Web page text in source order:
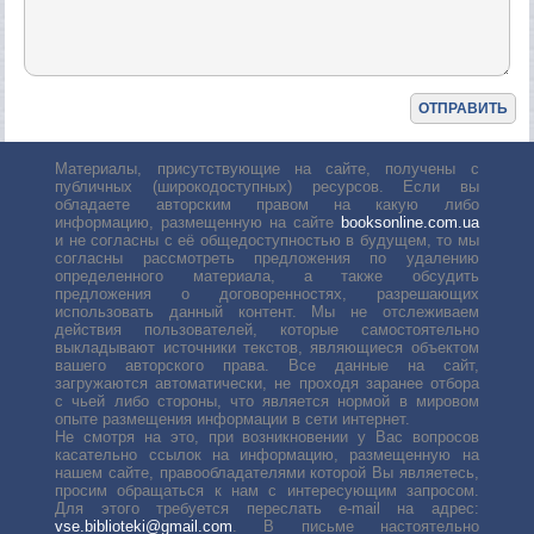
Материалы, присутствующие на сайте, получены с
публичных (широкодоступных) ресурсов. Если вы
обладаете авторским правом на какую либо
информацию, размещенную на сайте booksonline.com.ua
и не согласны с её общедоступностью в будущем, то мы
согласны рассмотреть предложения по удалению
определенного материала, а также обсудить
предложения о договоренностях, разрешающих
использовать данный контент. Мы не отслеживаем
действия пользователей, которые самостоятельно
выкладывают источники текстов, являющиеся объектом
вашего авторского права. Все данные на сайт,
загружаются автоматически, не проходя заранее отбора
с чьей либо стороны, что является нормой в мировом
опыте размещения информации в сети интернет.
Не смотря на это, при возникновении у Вас вопросов
касательно ссылок на информацию, размещенную на
нашем сайте, правообладателями которой Вы являетесь,
просим обращаться к нам с интересующим запросом.
Для этого требуется переслать е-mail на адрес:
vse.biblioteki@gmail.com. В письме настоятельно